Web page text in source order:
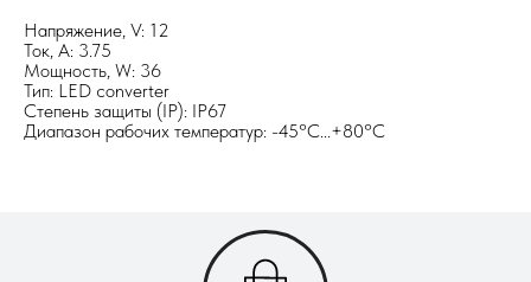
Напряжение, V: 12
Ток, А: 3.75
Мощность, W: 36
Тип: LED converter
Степень защиты (IP): IP67
Диапазон рабочих температур: -45°С...+80°С